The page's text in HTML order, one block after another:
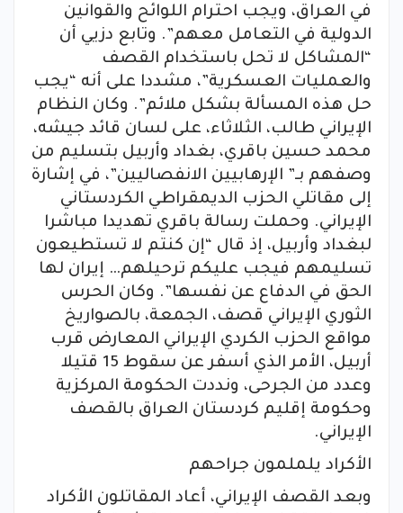
في العراق، ويجب احترام اللوائح والقوانين
الدولية في التعامل معهم”. وتابع دزيي أن
“المشاكل لا تحل باستخدام القصف
والعمليات العسكرية”، مشددا على أنه “يجب
حل هذه المسألة بشكل ملائم”. وكان النظام
الإيراني طالب، الثلاثاء، على لسان قائد جيشه،
محمد حسين باقري، بغداد وأربيل بتسليم من
وصفهم بـ” الإرهابيين الانفصاليين”، في إشارة
إلى مقاتلي الحزب الديمقراطي الكردستاني
الإيراني. وحملت رسالة باقري تهديدا مباشرا
لبغداد وأربيل، إذ قال “إن كنتم لا تستطيعون
تسليمهم فيجب عليكم ترحيلهم… إيران لها
الحق في الدفاع عن نفسها”. وكان الحرس
الثوري الإيراني قصف، الجمعة، بالصواريخ
مواقع الحزب الكردي الإيراني المعارض قرب
أربيل، الأمر الذي أسفر عن سقوط 15 قتيلا
وعدد من الجرحى، ونددت الحكومة المركزية
وحكومة إقليم كردستان العراق بالقصف
الإيراني.
الأكراد يلملمون جراحهم
وبعد القصف الإيراني، أعاد المقاتلون الأكراد